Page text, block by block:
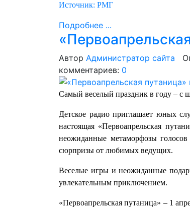
Источник: РМГ
Подробнее ...
Автор Администратор сайта
комментариев: 0
Самый веселый праздник в году – с
Детское радио приглашает юных
настоящая «Первоапрельская
неожиданные метаморфозы
сюрпризы от любимых ведущих.
Веселые игры и неожиданные
увлекательным приключением.
«Первоапрельская путаница» – 1